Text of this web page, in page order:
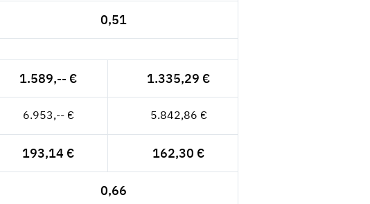
0,51
1.589,-- € 1.335,29 €
6.953,-- € 5.842,86 €
193,14 € 162,30 €
0,66